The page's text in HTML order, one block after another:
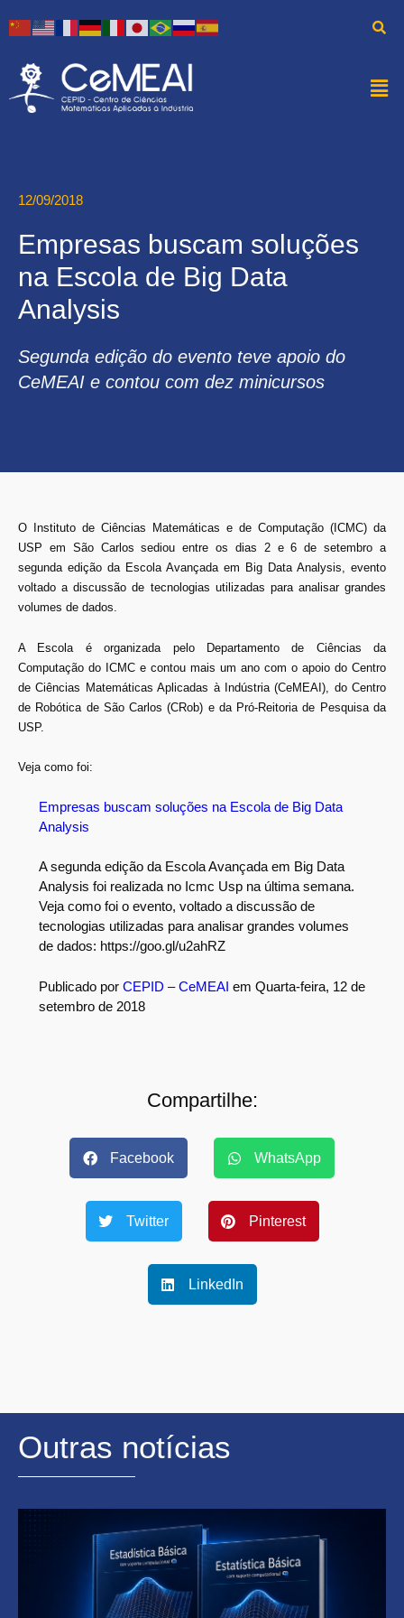
12/09/2018
Empresas buscam soluções
na Escola de Big Data
Analysis
Segunda edição do evento teve apoio do
CeMEAI e contou com dez minicursos
O Instituto de Ciências Matemáticas e de Computação (ICMC) da
USP em São Carlos sediou entre os dias 2 e 6 de setembro a
segunda edição da Escola Avançada em Big Data Analysis, evento
voltado a discussão de tecnologias utilizadas para analisar grandes
volumes de dados.
A Escola é organizada pelo Departamento de Ciências da
Computação do ICMC e contou mais um ano com o apoio do Centro
de Ciências Matemáticas Aplicadas à Indústria (CeMEAI), do Centro
de Robótica de São Carlos (CRob) e da Pró-Reitoria de Pesquisa da
USP.
Veja como foi:
Empresas buscam soluções na Escola de Big Data
Analysis
A segunda edição da Escola Avançada em Big Data
Analysis foi realizada no Icmc Usp na última semana.
Veja como foi o evento, voltado a discussão de
tecnologias utilizadas para analisar grandes volumes
de dados: https://goo.gl/u2ahRZ
Publicado por CEPID – CeMEAI em Quarta-feira, 12 de
setembro de 2018
Compartilhe:
Facebook WhatsApp
Twitter Pinterest
LinkedIn
Outras notícias